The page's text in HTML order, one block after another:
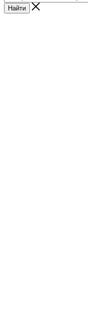
Найти